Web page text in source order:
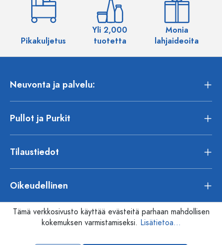
Pikakuljetus
Yli 2,000
tuotetta
Monia
lahjaideoita
Neuvonta ja palvelu:
Pullot ja Purkit
Tilaustiedot
Oikeudellinen
Tämä verkkosivusto käyttää evästeitä parhaan mahdollisen
kokemuksen varmistamiseksi. Lisätietoa...